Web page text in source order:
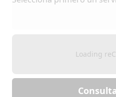
Loading